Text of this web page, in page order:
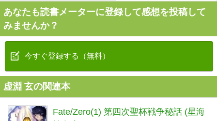
あなたも読書メーターに登録して感想を投稿して
みませんか？
今すぐ登録する（無料）
虚淵 玄の関連本
Fate/Zero(1) 第四次聖杯戦争秘話 (星海